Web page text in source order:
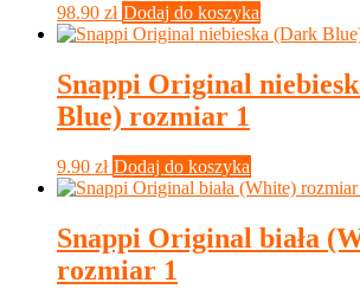
98.90 zł Dodaj do koszyka
Snappi Original
Blue) rozmiar 1
9.90 zł Dodaj do koszyka
Snappi Original biała
rozmiar 1